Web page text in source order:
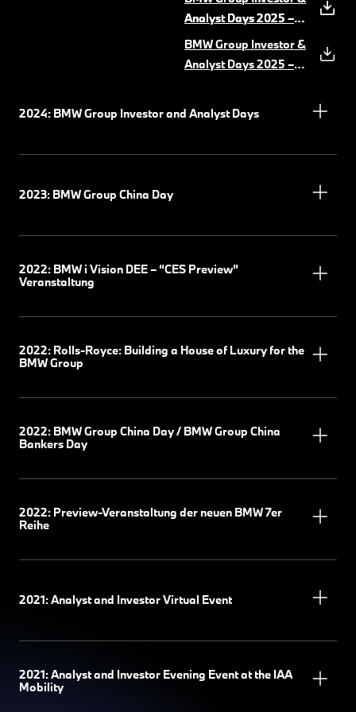
Analyst Days 2025 –
Production
(PDF, 11 MB)
BMW Group Investor &
Analyst Days 2025 –
Goller
(PDF, 4 MB)
Analyst Days 2025 –
Rede Bernd
Körber (PDF, 5 MB)
2024: BMW Group Investor and Analyst Days
2023: BMW Group China Day
2022: BMW i Vision DEE – “CES Preview”
Veranstaltung
2022: Rolls-Royce: Building a House of Luxury for the
BMW Group
2022: BMW Group China Day / BMW Group China
Bankers Day
2022: Preview-Veranstaltung der neuen BMW 7er
Reihe
2021: Analyst and Investor Virtual Event
2021: Analyst and Investor Evening Event at the IAA
Mobility